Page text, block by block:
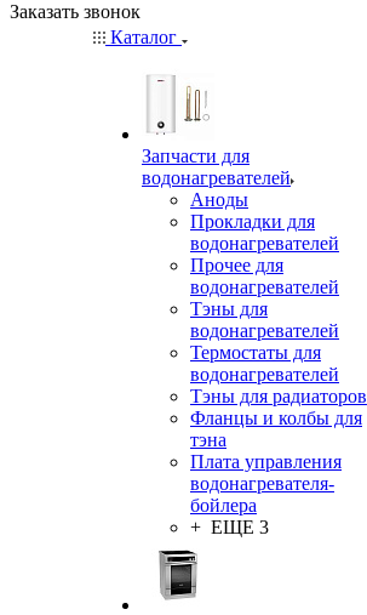
Заказать звонок
Каталог
Запчасти для
водонагревателей
Аноды
Прокладки для
водонагревателей
Прочее для
водонагревателей
Тэны для
водонагревателей
Термостаты для
водонагревателей
Тэны для радиаторов
Фланцы и колбы для
тэна
Плата управления
водонагревателя-
бойлера
+ ЕЩЕ 3